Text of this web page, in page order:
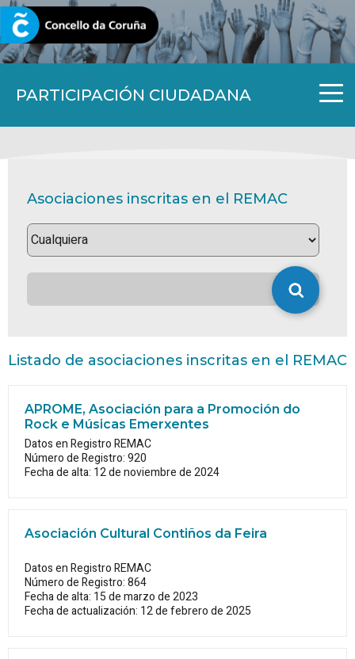
PARTICIPACIÓN CIUDADANA
CORUNA.GAL
Asociaciones inscritas en el REMAC
Listado de asociaciones inscritas en el REMAC
APROME, Asociación para a Promoción do
Rock e Músicas Emerxentes
Datos en Registro REMAC
Número de Registro: 920
Fecha de alta: 12 de noviembre de 2024
Asociación Cultural Contiños da Feira
Datos en Registro REMAC
Número de Registro: 864
Fecha de alta: 15 de marzo de 2023
Fecha de actualización: 12 de febrero de 2025